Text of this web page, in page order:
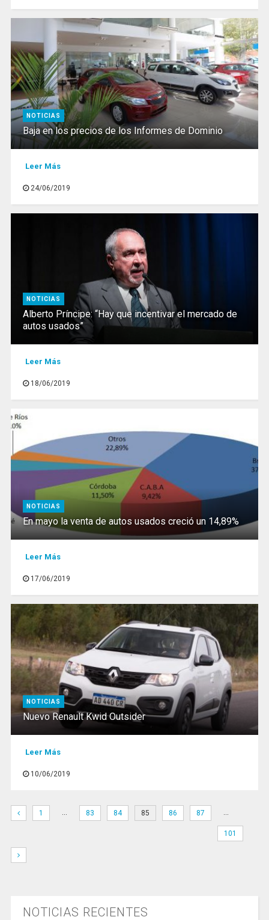
NOTICIAS
Baja en los precios de los Informes de Dominio
Leer Más
24/06/2019
NOTICIAS
Alberto Príncipe: “Hay que incentivar el mercado de
autos usados”
Leer Más
18/06/2019
NOTICIAS
En mayo la venta de autos usados creció un 14,89%
Leer Más
17/06/2019
NOTICIAS
Nuevo Renault Kwid Outsider
Leer Más
10/06/2019
1 … 83 84 85 86 87 …
101
NOTICIAS RECIENTES